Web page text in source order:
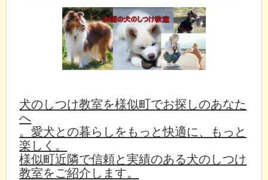
犬のしつけ教室を様似町でお探しのあなた
へ
。愛犬との暮らしをもっと快適に、もっと
楽しく。
様似町近隣で信頼と実績のある犬のしつけ
教室をご紹介します。